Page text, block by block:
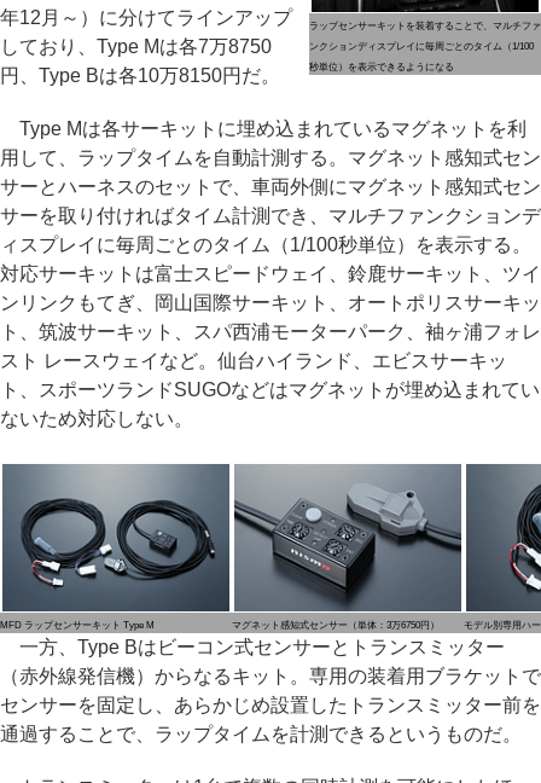
ラップセンサーキットを装着することで、マルチファ
ンクションディスプレイに毎周ごとのタイム（1/100
秒単位）を表示できるようになる
年12月～）に分けてラインアップ
しており、Type Mは各7万8750
円、Type Bは各10万8150円だ。
Type Mは各サーキットに埋め込まれているマグネットを利
用して、ラップタイムを自動計測する。マグネット感知式セン
サーとハーネスのセットで、車両外側にマグネット感知式セン
サーを取り付ければタイム計測でき、マルチファンクションデ
ィスプレイに毎周ごとのタイム（1/100秒単位）を表示する。
対応サーキットは富士スピードウェイ、鈴鹿サーキット、ツイ
ンリンクもてぎ、岡山国際サーキット、オートポリスサーキッ
ト、筑波サーキット、スパ西浦モーターパーク、袖ヶ浦フォレ
スト レースウェイなど。仙台ハイランド、エビスサーキッ
ト、スポーツランドSUGOなどはマグネットが埋め込まれてい
ないため対応しない。
MFD ラップセンサーキット Type M マグネット感知式センサー（単体：3万6750円） モデル別専用ハ
一方、Type Bはビーコン式センサーとトランスミッター
（赤外線発信機）からなるキット。専用の装着用ブラケットで
センサーを固定し、あらかじめ設置したトランスミッター前を
通過することで、ラップタイムを計測できるというものだ。